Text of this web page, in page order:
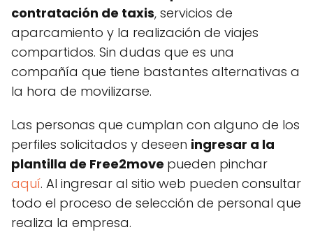
contratación de taxis, servicios de
aparcamiento y la realización de viajes
compartidos. Sin dudas que es una
compañía que tiene bastantes alternativas a
la hora de movilizarse.
Las personas que cumplan con alguno de los
perfiles solicitados y deseen ingresar a la
plantilla de Free2move pueden pinchar
aquí. Al ingresar al sitio web pueden consultar
todo el proceso de selección de personal que
realiza la empresa.